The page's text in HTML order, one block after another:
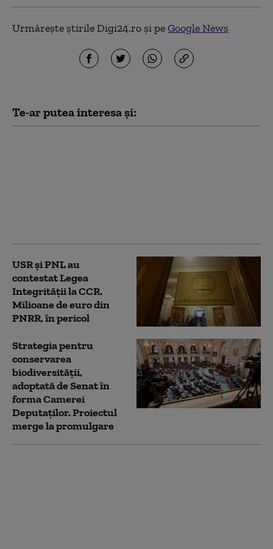
Urmărește știrile Digi24.ro și peGoogle News
Te-ar putea interesa și:
USR și PNL au
contestat Legea
Integrității la CCR.
Milioane de euro din
PNRR, în pericol
Strategia pentru
conservarea
biodiversității,
adoptată de Senat în
forma Camerei
Deputaților. Proiectul
merge la promulgare